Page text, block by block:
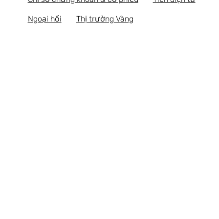
Ngoại hối Thị trường Vàng